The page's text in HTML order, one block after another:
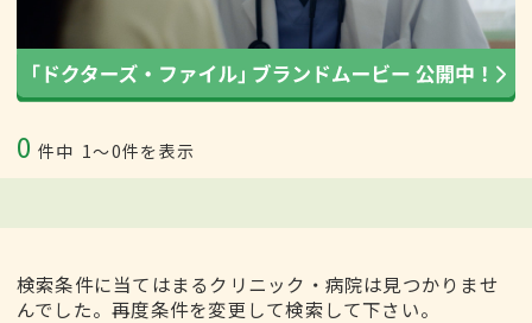
0 件中 1〜0件を表示
検索条件に当てはまるクリニック・病院は見つかりませ
んでした。再度条件を変更して検索して下さい。